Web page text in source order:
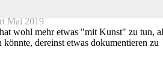
Mai 2019
wohl mehr etwas "mit Kunst" zu tun,
könnte, dereinst etwas dokumentieren zu